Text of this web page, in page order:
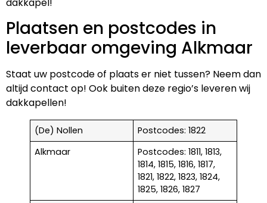
Plaatsen en postcodes in
leverbaar omgeving Alkmaar
Staat uw postcode of plaats er niet tussen? Neem dan
altijd contact op! Ook buiten deze regio’s leveren wij
dakkapellen!
(De) Nollen
Postcodes: 1822
Alkmaar
Postcodes: 1811, 1813,
1814, 1815, 1816, 1817,
1821, 1822, 1823, 1824,
1825, 1826, 1827